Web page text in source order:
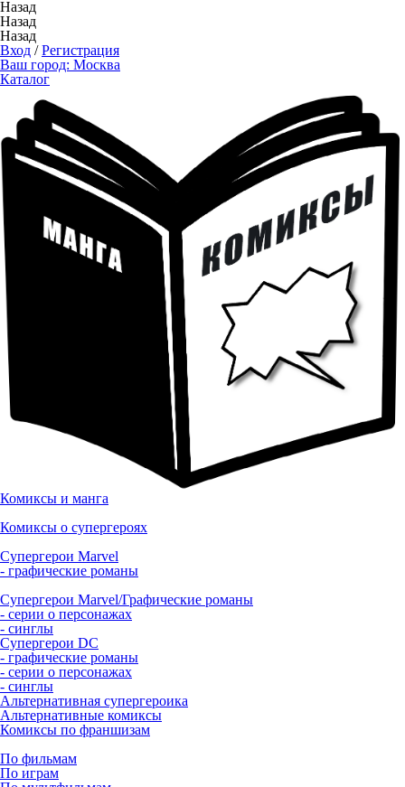
Назад
Назад
Назад
Вход /Регистрация
Ваш город: Москва
Каталог
Комиксы и манга
Комиксы о супергероях
Супергерои Marvel
- графические романы
Супергерои Marvel/Графические романы
- серии о персонажах
- синглы
Супергерои DC
- графические романы
- серии о персонажах
- синглы
Альтернативная супергероика
Альтернативные комиксы
Комиксы по франшизам
По фильмам
По играм